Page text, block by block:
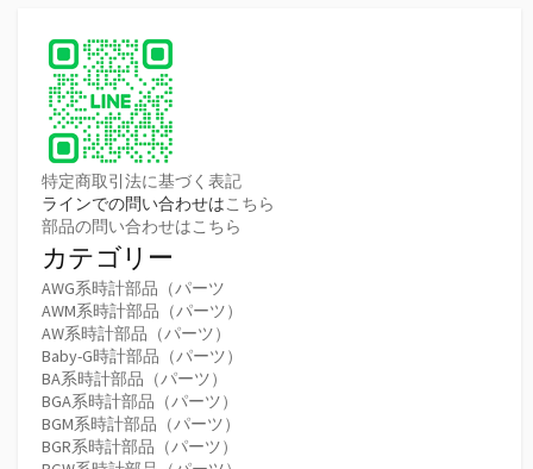
特定商取引法に基づく表記
ラインでの問い合わせはこちら
部品の問い合わせはこちら
カテゴリー
AWG系時計部品（パーツ
AWM系時計部品（パーツ）
AW系時計部品（パーツ）
Baby-G時計部品（パーツ）
BA系時計部品（パーツ）
BGA系時計部品（パーツ）
BGM系時計部品（パーツ）
BGR系時計部品（パーツ）